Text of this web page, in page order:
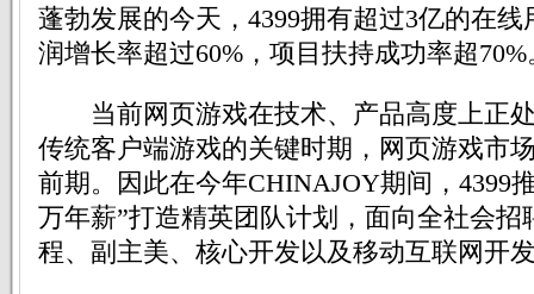
蓬勃发展的今天，4399拥有超过3亿的在
润增长率超过60%，项目扶持成功率超70%
当前网页游戏在技术、产品高度上正
传统客户端游戏的关键时期，网页游戏市
前期。因此在今年CHINAJOY期间，4399
万年薪”打造精英团队计划，面向全社会招
程、副主美、核心开发以及移动互联网开